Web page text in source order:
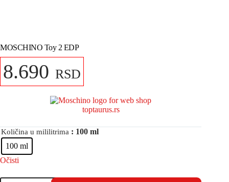
MOSCHINO Toy 2 EDP
8.690 RSD
Količina u mililitrima : 100 ml
100 ml
Očisti